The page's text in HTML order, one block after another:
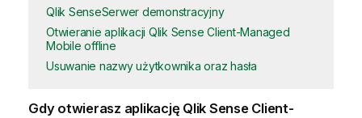
Qlik SenseSerwer demonstracyjny
Otwieranie aplikacji Qlik Sense Client-Managed
Mobile offline
Usuwanie nazwy użytkownika oraz hasła
Gdy otwierasz aplikację Qlik Sense Client-